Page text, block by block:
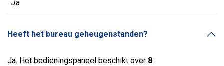
Ja
Heeft het bureau geheugenstanden?
Ja. Het bedieningspaneel beschikt over 8